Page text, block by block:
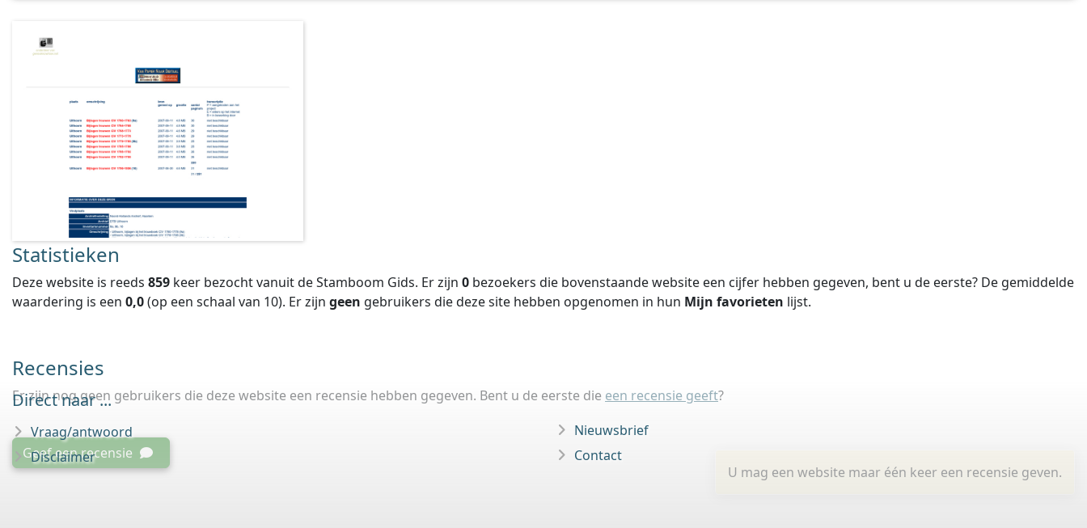
Statistieken
Deze website is reeds 859 keer bezocht vanuit de Stamboom Gids. Er zijn 0 bezoekers die bovenstaande website een cijfer hebben gegeven, bent u de eerste? De gemiddelde
waardering is een 0,0(op een schaal van 10). Er zijn geen gebruikers die deze site hebben opgenomen in hun Mijn favorieten lijst.
Recensies
Er zijn nog geen gebruikers die deze website een recensie hebben gegeven. Bent u de eerste die een recensie geeft?
U mag een website maar één keer een recensie geven.
Geef een recensie
Direct naar ...
Vraag/antwoord
Disclaimer
Nieuwsbrief
Contact